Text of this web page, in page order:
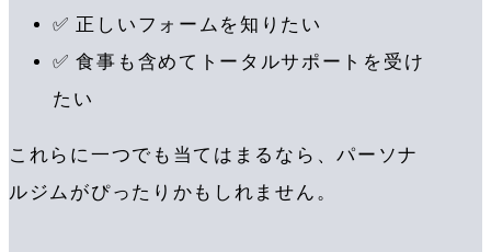
✅ 正しいフォームを知りたい
✅ 食事も含めてトータルサポートを受け
たい
これらに一つでも当てはまるなら、パーソナ
ルジムがぴったりかもしれません。